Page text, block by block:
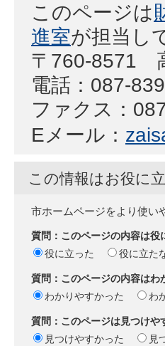
このページは
進室が担当し
〒760-8571
電話：087-
ファクス：
Eメール：
この情報はお役に
市ホームページをより使い
質問：このページの内容は役
役に立った
役に立た
質問：このページの内容はわ
わかりやすかった
わ
質問：このページは見つけや
見つけやすかった
見